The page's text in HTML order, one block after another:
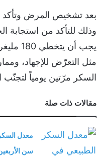
بعد تشخيص المرض
وذلك للتأكد من
يجب
مثل التعرّض للإجهاد،
السكر مرّتين يومياً
مقالات ذات صلة
معدل
سن